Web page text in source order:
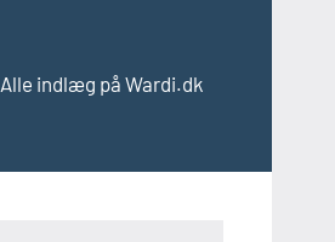
Alle indlæg på Wardi.dk